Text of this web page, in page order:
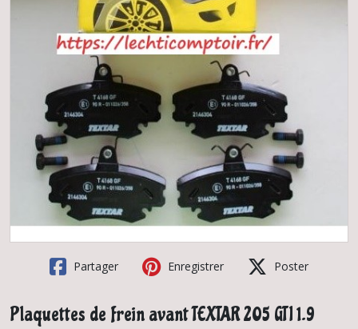
Partager Enregistrer Poster
Plaquettes de frein avant TEXTAR 205 GTI 1.9